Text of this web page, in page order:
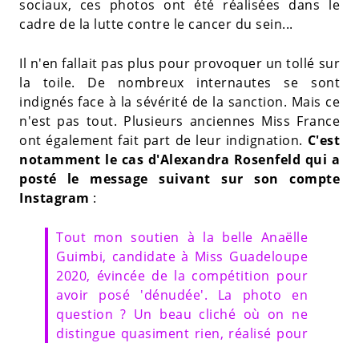
sociaux, ces photos ont été réalisées dans le
cadre de la lutte contre le cancer du sein...
Il n'en fallait pas plus pour provoquer un tollé sur
la toile. De nombreux internautes se sont
indignés face à la sévérité de la sanction. Mais ce
n'est pas tout. Plusieurs anciennes Miss France
ont également fait part de leur indignation. C'est
notamment le cas d'Alexandra Rosenfeld qui a
posté le message suivant sur son compte
Instagram :
Tout mon soutien à la belle Anaëlle
Guimbi, candidate à Miss Guadeloupe
2020, évincée de la compétition pour
avoir posé 'dénudée'. La photo en
question ? Un beau cliché où on ne
distingue quasiment rien, réalisé pour